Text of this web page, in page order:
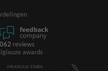
reviews
awards